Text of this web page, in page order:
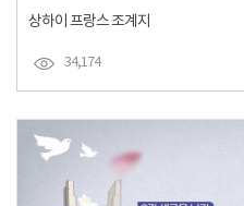
상하이 프랑스 조계지
34,174